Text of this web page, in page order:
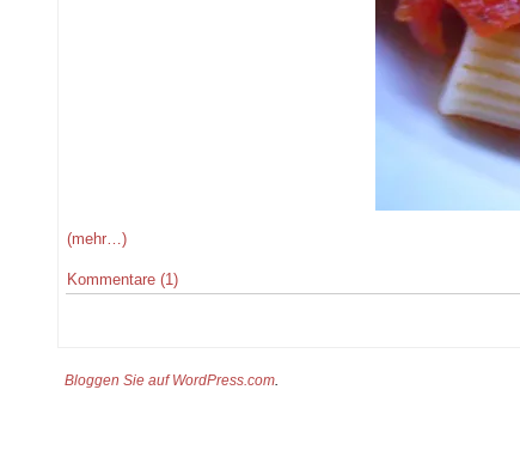
(mehr…)
Kommentare (1)
Bloggen Sie auf WordPress.com.